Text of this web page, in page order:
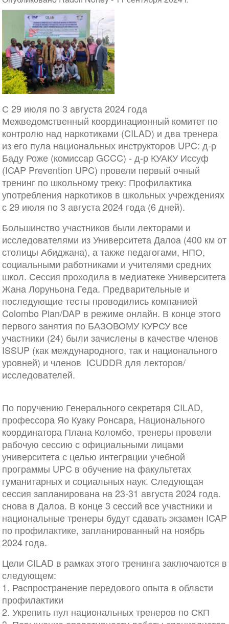
С 29 июля по 3 августа 2024 года
Межведомственный координационный комитет по
контролю над наркотиками (CILAD) и два тренера
из его пула национальных инструкторов UPC: д-р
Баду Роже (комиссар GCCC) - д-р КУАКУ Иссуф
(ICAP Prevention UPC) провели первый очный
тренинг по школьному треку: Профилактика
употребления наркотиков в школьных учреждениях
с 29 июля по 3 августа 2024 года (6 дней).
Большинство участников были лекторами и
исследователями из Университета Далоа (400 км от
столицы Абиджана), а также педагогами, НПО,
социальными работниками и учителями средних
школ. Сессия проходила в медиатеке Университета
Жана Лоруньона Геда. Предварительные и
последующие тесты проводились компанией
Colombo Plan/DAP в режиме онлайн. В конце этого
первого занятия по БАЗОВОМУ КУРСУ все
участники (24) были зачислены в качестве членов
ISSUP (как международного, так и национального
уровней) и членов ICUDDR для лекторов/
исследователей.
По поручению Генерального секретаря CILAD,
профессора Яо Куаку Ронсара, Национального
координатора Плана Коломбо, тренеры провели
рабочую сессию с официальными лицами
университета с целью интеграции учебной
программы UPC в обучение на факультетах
гуманитарных и социальных наук. Следующая
сессия запланирована на 23-31 августа 2024 года.
снова в Далоа. В конце 3 сессий все участники и
национальные тренеры будут сдавать экзамен ICAP
по профилактике, запланированный на ноябрь
2024 года.
Цели CILAD в рамках этого тренинга заключаются в
следующем:
1. Распространение передового опыта в области
профилактики
2. Укрепить пул национальных тренеров по СКП